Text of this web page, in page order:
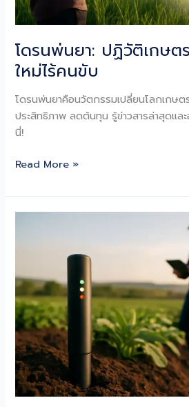
โดรนพ่นยา: ปฏิวัติเกษต
ใหม่ไร้คนขับ
โดรนพ่นยาคือนวัตกรรมเปลี่ยนโลกเกษต
ประสิทธิภาพ ลดต้นทุน รู้ข่าวสารล่าสุดแล
นี่!
โด
พ่น
ยา:
ยุค
ใหม่
ไร้
คน
ขับ
Read More »